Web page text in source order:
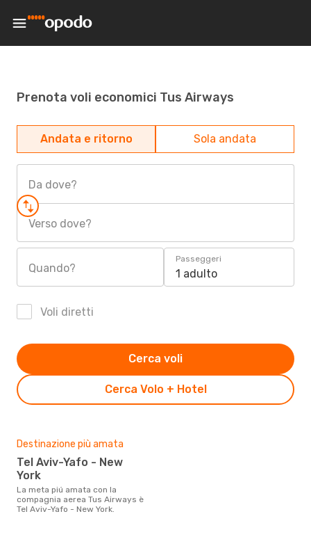
Prenota voli economici Tus Airways
Andata e ritorno Sola andata
Da dove?
Verso dove?
Quando?
Passeggeri
1 adulto
Voli diretti
Cerca Volo + Hotel
Cerca voli
Destinazione più amata
Tel Aviv-Yafo - New
York
La meta piú amata con la
compagnia aerea Tus Airways è
Tel Aviv-Yafo - New York.